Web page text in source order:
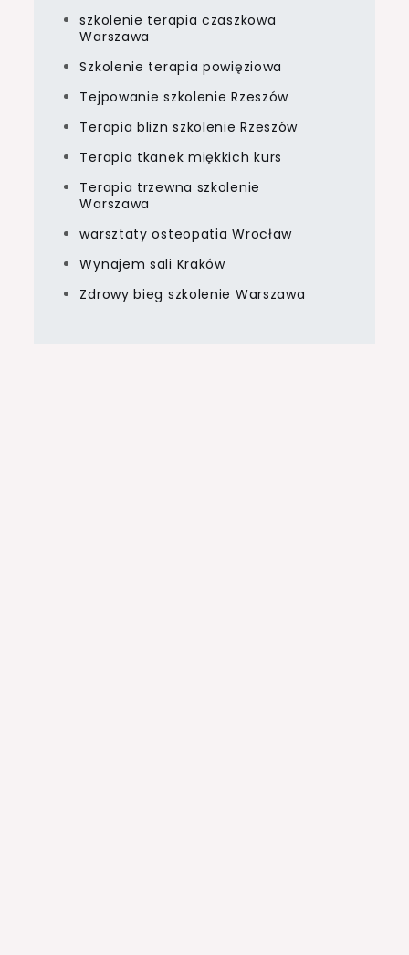
szkolenie terapia czaszkowa
Warszawa
Szkolenie terapia powięziowa
Tejpowanie szkolenie Rzeszów
Terapia blizn szkolenie Rzeszów
Terapia tkanek miękkich kurs
Terapia trzewna szkolenie
Warszawa
warsztaty osteopatia Wrocław
Wynajem sali Kraków
Zdrowy bieg szkolenie Warszawa